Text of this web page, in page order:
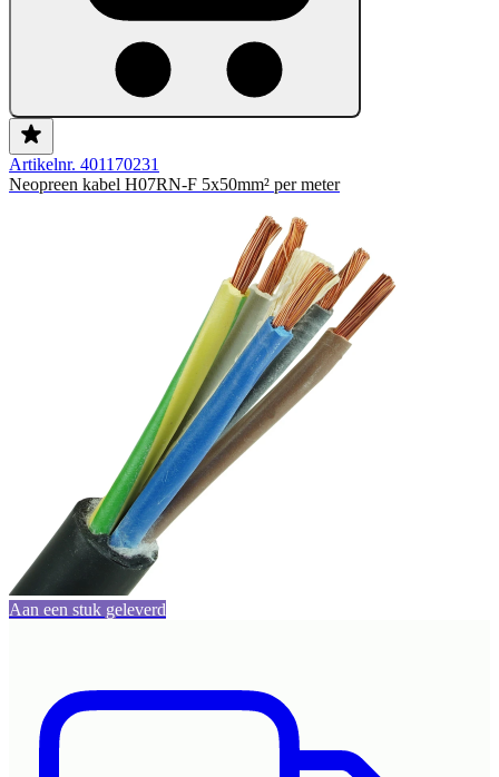
Artikelnr. 401170231
Neopreen kabel H07RN-F 5x50mm² per meter
Aan een stuk geleverd